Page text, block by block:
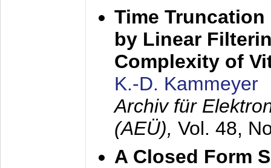
Time
by Linear
Complexity of
K.-D. Kammeyer
Archiv für
(AEÜ), Vol. 48,
A Closed Form